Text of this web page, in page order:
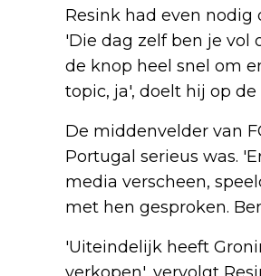
Resink had even
'Die dag zelf ben je vol
de knop heel snel om
topic, ja', doelt hij op
De middenvelder van
Portugal serieus was.
media verscheen,
met hen gesproken.
'Uiteindelijk heeft